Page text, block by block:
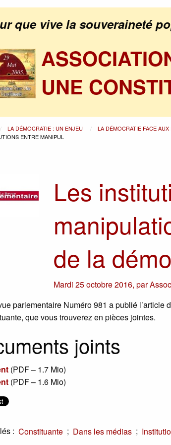
que vive la souveraineté
UNE
LA DÉMOCRATIE : UN ENJEU LA DÉMOCRATIE FACE AUX
ENTRE MANIPUL
Les
de la
Mardi 25 octobre 2016,par
parlementaire Numéro 981 a publié l’article
que vous trouverez en pièces jointes.
joints
(PDF – 1.7 Mio)
(PDF – 1.6 Mio)
: Constituante ; Dans les médias ;